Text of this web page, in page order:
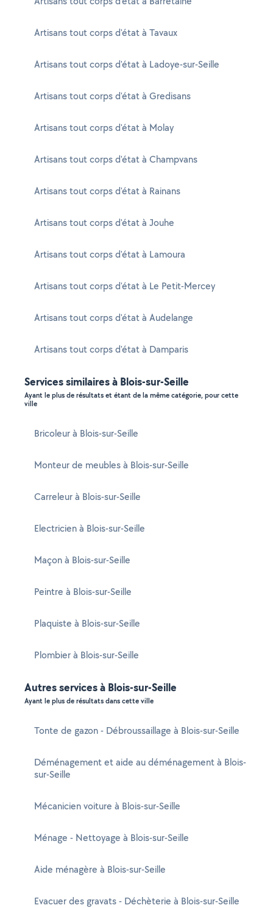
Artisans tout corps d'état à Tavaux
Artisans tout corps d'état à Ladoye-sur-Seille
Artisans tout corps d'état à Gredisans
Artisans tout corps d'état à Molay
Artisans tout corps d'état à Champvans
Artisans tout corps d'état à Rainans
Artisans tout corps d'état à Jouhe
Artisans tout corps d'état à Lamoura
Artisans tout corps d'état à Le Petit-Mercey
Artisans tout corps d'état à Audelange
Artisans tout corps d'état à Damparis
Services similaires à Blois-sur-Seille
Ayant le plus de résultats et étant de la même catégorie, pour cette
ville
Bricoleur à Blois-sur-Seille
Monteur de meubles à Blois-sur-Seille
Carreleur à Blois-sur-Seille
Electricien à Blois-sur-Seille
Maçon à Blois-sur-Seille
Peintre à Blois-sur-Seille
Plaquiste à Blois-sur-Seille
Plombier à Blois-sur-Seille
Autres services à Blois-sur-Seille
Ayant le plus de résultats dans cette ville
Tonte de gazon - Débroussaillage à Blois-sur-Seille
Déménagement et aide au déménagement à Blois-
sur-Seille
Mécanicien voiture à Blois-sur-Seille
Ménage - Nettoyage à Blois-sur-Seille
Aide ménagère à Blois-sur-Seille
Evacuer des gravats - Déchèterie à Blois-sur-Seille